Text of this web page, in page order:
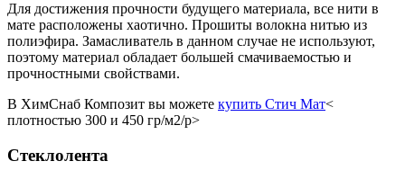
Для достижения прочности будущего материала, все нити в
мате расположены хаотично. Прошиты волокна нитью из
полиэфира. Замасливатель в данном случае не используют,
поэтому материал обладает большей смачиваемостью и
прочностными свойствами.
В ХимСнаб Композит вы можете купить Стич Мат<
плотностью 300 и 450 гр/м2/p>
Стеклолента